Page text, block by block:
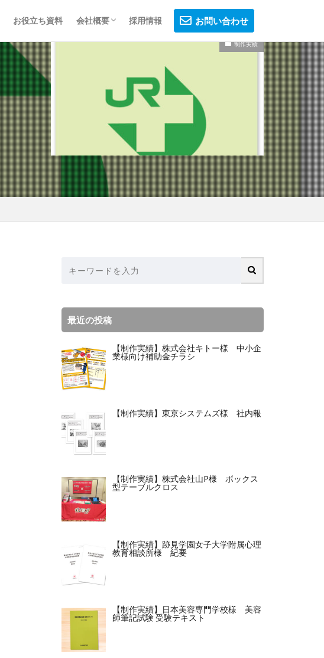
お役立ち資料 会社概要
会社概要
制作フロー
プライバシーポリシー
採用情報 お問い合わせ
制作実績
最近の投稿
【制作実績】株式会社キトー様 中小企
業様向け補助金チラシ
【制作実績】東京システムズ様 社内報
【制作実績】株式会社山P様 ボックス
型テーブルクロス
【制作実績】跡見学園女子大学附属心理
教育相談所様 紀要
【制作実績】日本美容専門学校様 美容
師筆記試験 受験テキスト